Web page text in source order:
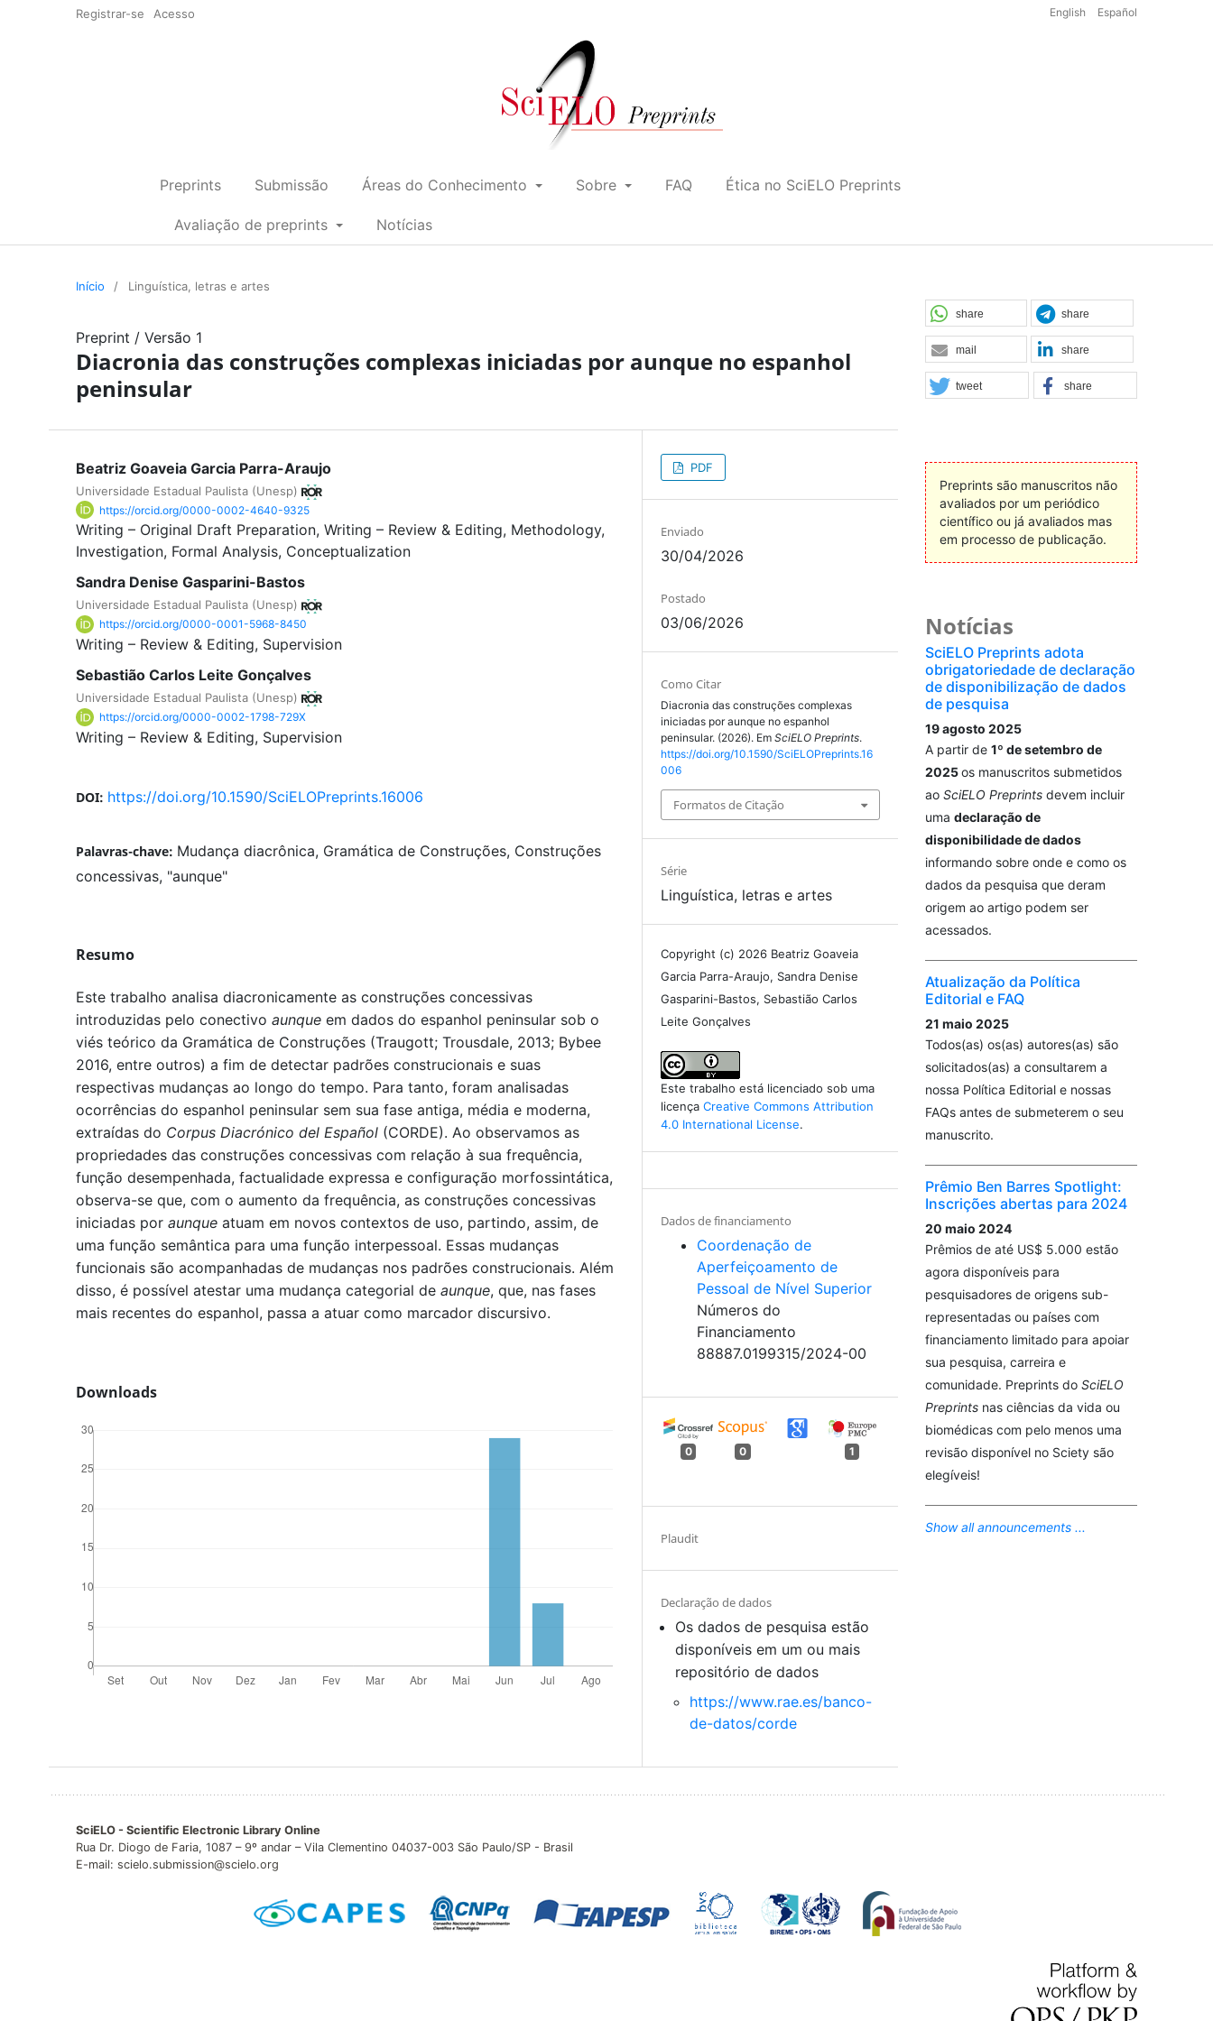
Registrar-se Acesso English Español
Preprints Submissão Áreas do Conhecimento Sobre FAQ Ética no SciELO Preprints
Avaliação de preprints Notícias
Início / Linguística, letras e artes
Preprint / Versão 1
Diacronia das construções complexas iniciadas por aunque no espanhol
peninsular
Beatriz Goaveia Garcia Parra-Araujo
Universidade Estadual Paulista (Unesp)
https://orcid.org/0000-0002-4640-9325
Writing – Original Draft Preparation Writing – Review & Editing Methodology
Investigation Formal Analysis Conceptualization
Sandra Denise Gasparini-Bastos
Universidade Estadual Paulista (Unesp)
https://orcid.org/0000-0001-5968-8450
Writing – Review & Editing Supervision
Sebastião Carlos Leite Gonçalves
Universidade Estadual Paulista (Unesp)
https://orcid.org/0000-0002-1798-729X
Writing – Review & Editing Supervision
DOI: https://doi.org/10.1590/SciELOPreprints.16006
Palavras-chave: Mudança diacrônica, Gramática de Construções, Construções
concessivas, "aunque"
Resumo
Este trabalho analisa diacronicamente as construções concessivas
introduzidas pelo conectivo aunqueem dados do espanhol peninsular sob o
viés teórico da Gramática de Construções (Traugott; Trousdale, 2013; Bybee
2016, entre outros) a fim de detectar padrões construcionais e suas
respectivas mudanças ao longo do tempo. Para tanto, foram analisadas
ocorrências do espanhol peninsular sem sua fase antiga, média e moderna,
extraídas do Corpus Diacrónico del Español (CORDE). Ao observamos as
propriedades das construções concessivas com relação à sua frequência,
função desempenhada, factualidade expressa e configuração morfossintática,
observa-se que, com o aumento da frequência, as construções concessivas
iniciadas por aunque atuam em novos contextos de uso, partindo, assim, de
uma função semântica para uma função interpessoal. Essas mudanças
funcionais são acompanhadas de mudanças nos padrões construcionais. Além
disso, é possível atestar uma mudança categorial de aunque, que, nas fases
mais recentes do espanhol, passa a atuar como marcador discursivo.
Downloads
PDF
Enviado
30/04/2026
Postado
03/06/2026
Como Citar
Diacronia das construções complexas
iniciadas por aunque no espanhol
peninsular. (2026). EmSciELO Preprints.
https://doi.org/10.1590/SciELOPreprints.16
006
Formatos de Citação
Série
Linguística, letras e artes
Copyright (c) 2026 Beatriz Goaveia
Garcia Parra-Araujo, Sandra Denise
Gasparini-Bastos, Sebastião Carlos
Leite Gonçalves
Este trabalho está licenciado sob uma
licençaCreative Commons Attribution
4.0 International License.
Dados de financiamento
Coordenação de
Aperfeiçoamento de
Pessoal de Nível Superior
Números do
Financiamento
88887.0199315/2024-00
0 0 1
Plaudit
Declaração de dados
Os dados de pesquisa estão
disponíveis em um ou mais
repositório de dados
https://www.rae.es/banco-
de-datos/corde
share share
mail share
tweet share
Preprints são manuscritos não
avaliados por um periódico
científico ou já avaliados mas
em processo de publicação.
Notícias
SciELO Preprints adota
obrigatoriedade de declaração
de disponibilização de dados
de pesquisa
19 agosto 2025
A partir de 1º de setembro de
2025os manuscritos submetidos
ao SciELO Preprintsdevem incluir
uma declaração de
disponibilidade de dados
informando sobre onde e como os
dados da pesquisa que deram
origem ao artigo podem ser
acessados.
Atualização da Política
Editorial e FAQ
21 maio 2025
Todos(as) os(as) autores(as) são
solicitados(as) a consultarem a
nossa Política Editorial e nossas
FAQs antes de submeterem o seu
manuscrito.
Prêmio Ben Barres Spotlight:
Inscrições abertas para 2024
20 maio 2024
Prêmios de até US$ 5.000 estão
agora disponíveis para
pesquisadores de origens sub-
representadas ou países com
financiamento limitado para apoiar
sua pesquisa, carreira e
comunidade. Preprints do SciELO
Preprintsnas ciências da vida ou
biomédicas com pelo menos uma
revisão disponível no Sciety são
elegíveis!
Show all announcements ...
SciELO - Scientific Electronic Library Online
Rua Dr. Diogo de Faria, 1087 – 9º andar – Vila Clementino 04037-003 São Paulo/SP - Brasil
E-mail: scielo.submission@scielo.org